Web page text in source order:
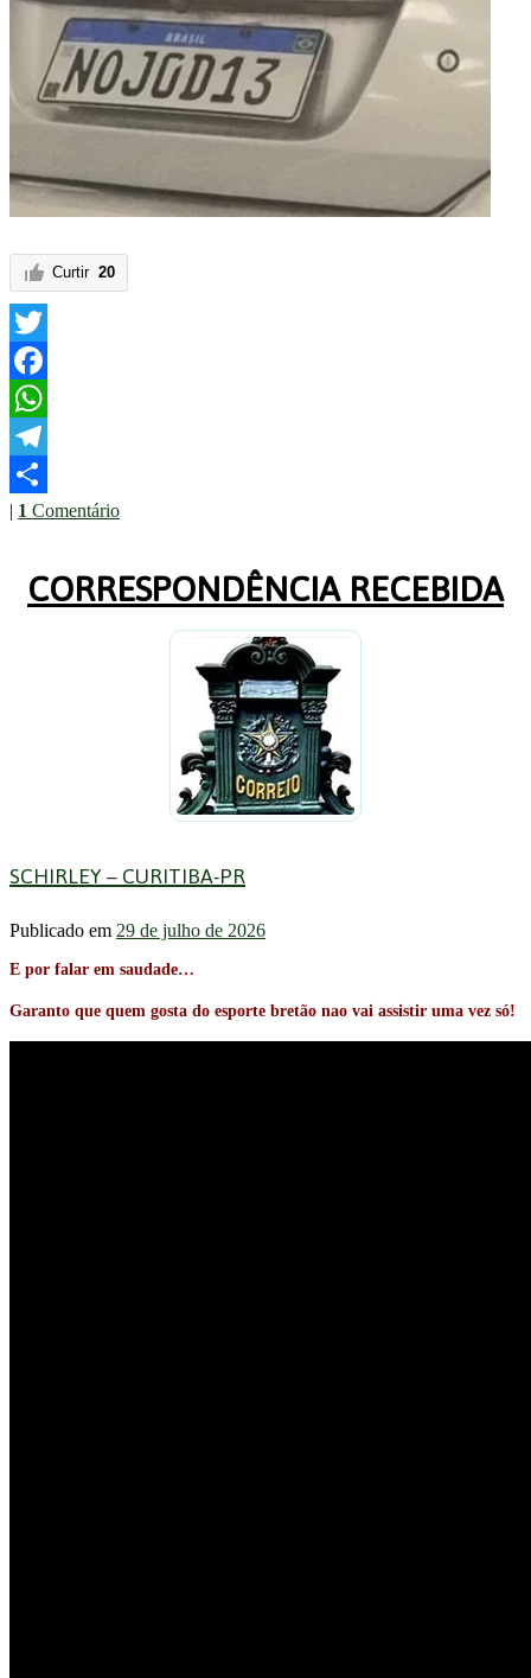
Curtir 20
Twitter
Facebook
WhatsApp
Telegram
Share
| 1 Comentário
CORRESPONDÊNCIA RECEBIDA
SCHIRLEY – CURITIBA-PR
Publicado em 29 de julho de 2026
E por falar em saudade…
Garanto que quem gosta do esporte bretão nao vai assistir uma vez só!